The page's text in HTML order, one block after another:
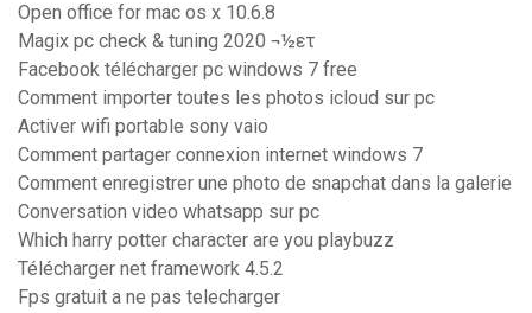
Open office for mac os x 10.6.8
Magix pc check & tuning 2020 ¬½ετ
Facebook télécharger pc windows 7 free
Comment importer toutes les photos icloud sur pc
Activer wifi portable sony vaio
Comment partager connexion internet windows 7
Comment enregistrer une photo de snapchat dans la galerie
Conversation video whatsapp sur pc
Which harry potter character are you playbuzz
Télécharger net framework 4.5.2
Fps gratuit a ne pas telecharger